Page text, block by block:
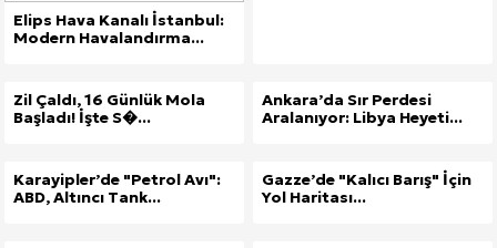
Elips Hava Kanalı İstanbul:
Modern Havalandırma...
Zil Çaldı, 16 Günlük Mola
Başladı! İşte S�...
Ankara’da Sır Perdesi
Aralanıyor: Libya Heyeti...
Karayipler’de "Petrol Avı":
ABD, Altıncı Tank...
Gazze’de "Kalıcı Barış" İçin
Yol Haritası...